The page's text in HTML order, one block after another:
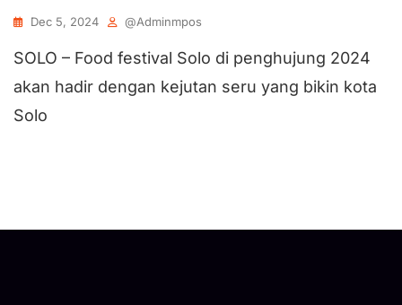
Dec 5, 2024 @adminmpos
SOLO – Food festival Solo di penghujung 2024
akan hadir dengan kejutan seru yang bikin kota
Solo